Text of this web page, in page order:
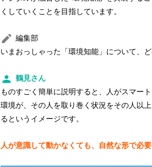
くしていくことを目指しています。
編集部
いまおっしゃった「環境知能」について、
鶴見さん
ものすごく簡単に説明すると、人がスマー
環境が、その人を取り巻く状況をその人以
るというイメージです。
人が意識して動かなくても、自然な形で必